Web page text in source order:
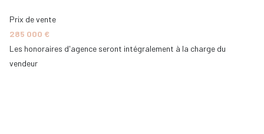
Prix de vente
285 000 €
Les honoraires d'agence seront intégralement à la charge du
vendeur